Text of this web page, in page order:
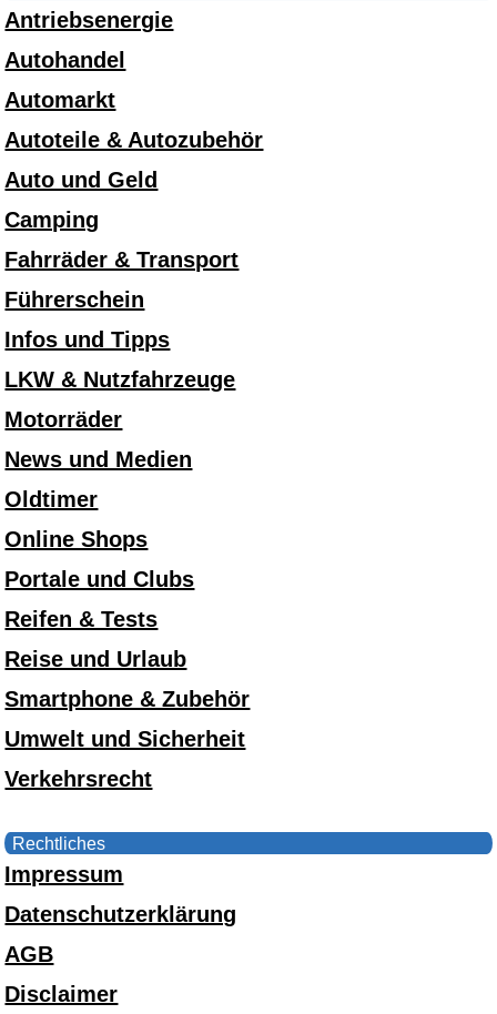
Antriebsenergie
Autohandel
Automarkt
Autoteile & Autozubehör
Auto und Geld
Camping
Fahrräder & Transport
Führerschein
Infos und Tipps
LKW & Nutzfahrzeuge
Motorräder
News und Medien
Oldtimer
Online Shops
Portale und Clubs
Reifen & Tests
Reise und Urlaub
Smartphone & Zubehör
Umwelt und Sicherheit
Verkehrsrecht
Rechtliches
Impressum
Datenschutzerklärung
AGB
Disclaimer